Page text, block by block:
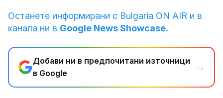
Останете информирани с Bulgaria ON AIR и в
канала ни в Google News Showcase.
Добави ни в предпочитани източници
в Google
→